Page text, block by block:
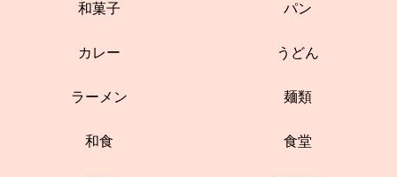
和菓子 パン
カレー うどん
ラーメン 麺類
和食 食堂